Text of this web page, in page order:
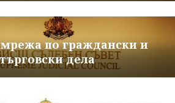
по граждански и
търговски дела